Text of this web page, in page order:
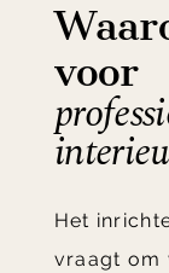
voor
Het
vraagt om